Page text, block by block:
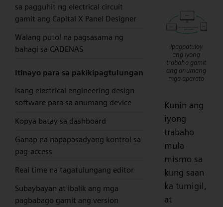
sa pagguhit ng electrical circuit
gamit ang Capital X Panel Designer
Walang putol na pagsasama ng
bahagi sa CADENAS
Itinayo para sa pakikipagtulungan
Isang electrical engineering design
software para sa anumang device
Kopya batay sa dashboard
Ganap na napapasadyang kontrol sa
pag-access
Real time na tagatulungang editor
Subaybayan at ibalik ang mga
pagbabago gamit ang version
Ipagpatuloy
ang iyong
trabaho gamit
ang anumang
mga aparato
Kunin ang
iyong
trabaho
mula
mismo sa
kung saan
ka tumigil,
at